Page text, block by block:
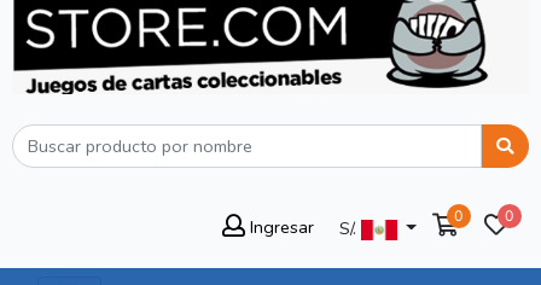
Ingresar S/.
0 0